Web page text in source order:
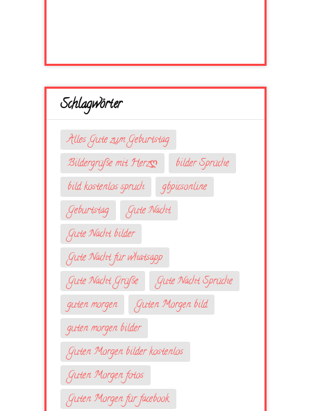
Schlagwörter
Alles Gute zum Geburtstag
Bildergrüße mit Herzღ
bilder Sprüche
bild kostenlos spruch
gbpicsonline
Geburtstag
Gute Nacht
Gute Nacht bilder
Gute Nacht für whatsapp
Gute Nacht Grüße
Gute Nacht Sprüche
guten morgen
Guten Morgen bild
guten morgen bilder
Guten Morgen bilder kostenlos
Guten Morgen fotos
Guten Morgen für facebook